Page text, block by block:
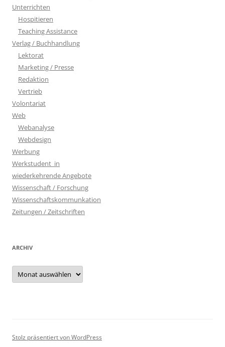
Unterrichten
Hospitieren
Teaching Assistance
Verlag / Buchhandlung
Lektorat
Marketing / Presse
Redaktion
Vertrieb
Volontariat
Web
Webanalyse
Webdesign
Werbung
Werkstudent_in
wiederkehrende Angebote
Wissenschaft / Forschung
Wissenschaftskommunkation
Zeitungen / Zeitschriften
ARCHIV
Archiv
Stolz präsentiert von WordPress